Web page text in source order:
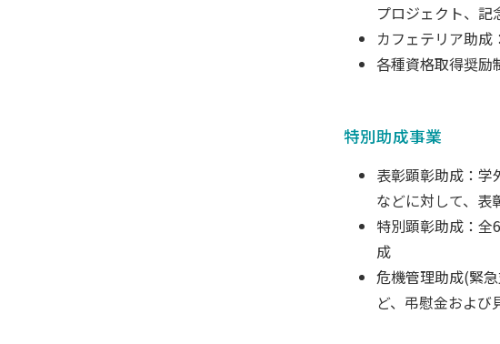
プロジェクト、
カフェテリア助
各種資格取得奨励
特別助成事業
表彰顕彰助成：学
などに対して、表
特別顕彰助成：全
成
危機管理助成(緊
ど、弔慰金およ